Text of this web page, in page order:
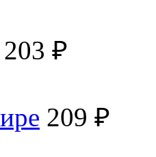
203 ₽
209 ₽